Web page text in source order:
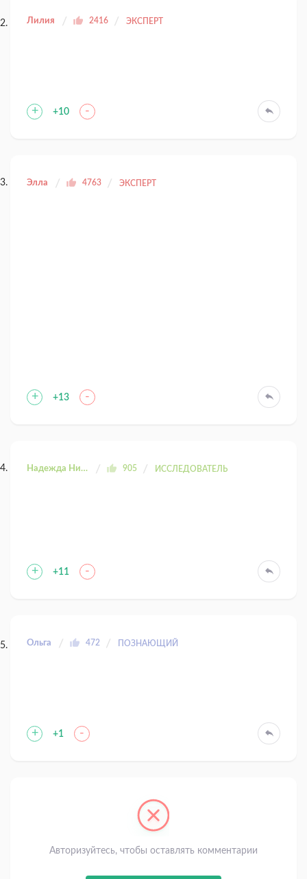
Лилия 2416 ЭКСПЕРТ
+ +10 -
Элла 4763 ЭКСПЕРТ
+ +13 -
Надежда Николаевна 905 ИССЛЕДОВАТЕЛЬ
+ +11 -
Ольга 472 ПОЗНАЮЩИЙ
+ +1 -
Авторизуйтесь, чтобы оставлять комментарии